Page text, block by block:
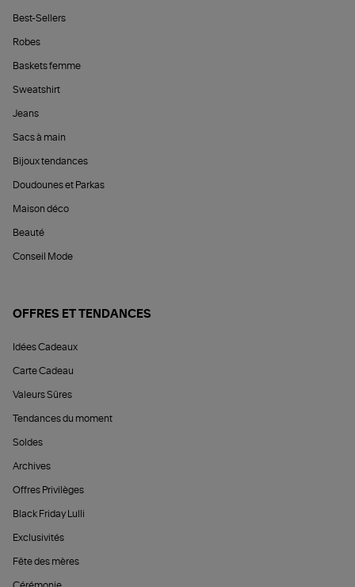
Best-Sellers
Robes
Baskets femme
Sweatshirt
Jeans
Sacs à main
Bijoux tendances
Doudounes et Parkas
Maison déco
Beauté
Conseil Mode
OFFRES ET TENDANCES
Idées Cadeaux
Carte Cadeau
Valeurs Sûres
Tendances du moment
Soldes
Archives
Offres Privilèges
Black Friday Lulli
Exclusivités
Fête des mères